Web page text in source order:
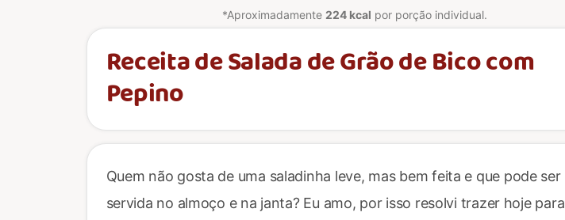
*Aproximadamente 224 kcal por porção individual.
Receita de Salada de Grão de Bico com
Pepino
Quem não gosta de uma saladinha leve, mas bem feita e que pode ser
servida no almoço e na janta? Eu amo, por isso resolvi trazer hoje para